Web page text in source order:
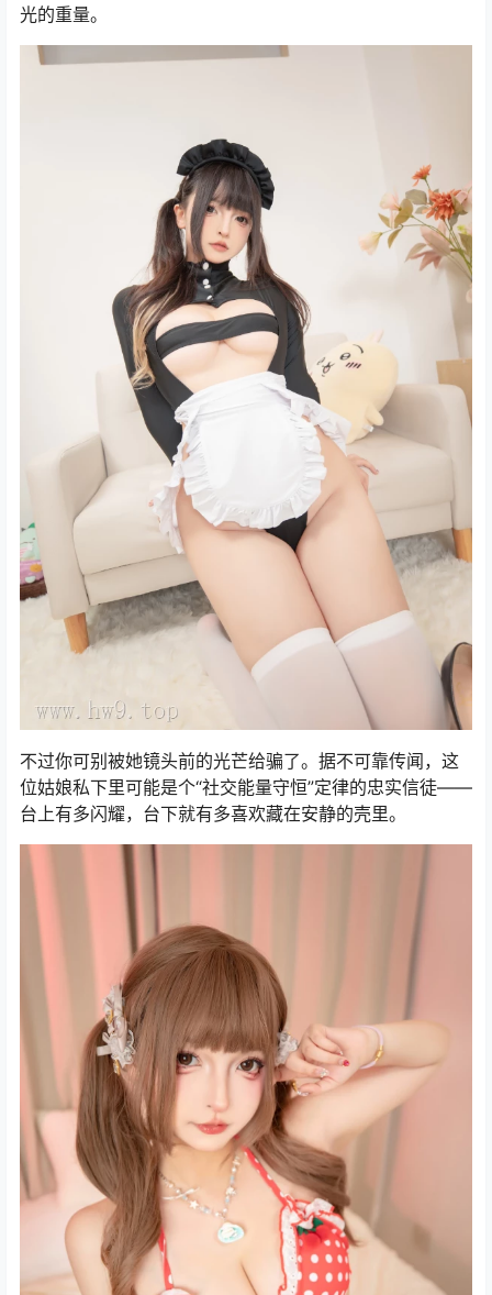
光的重量。
不过你可别被她镜头前的光芒给骗了。据不可靠传闻，这
位姑娘私下里可能是个“社交能量守恒”定律的忠实信徒——
台上有多闪耀，台下就有多喜欢藏在安静的壳里。